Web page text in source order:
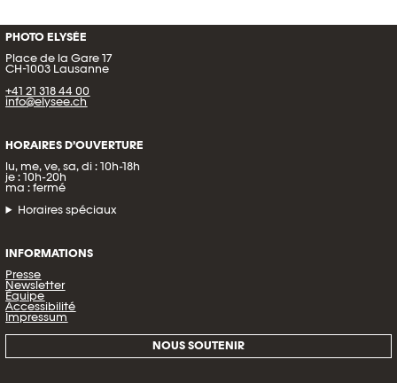
PHOTO ELYSÉE
Place de la Gare 17
CH-1003 Lausanne
+41 21 318 44 00
info@elysee.ch
HORAIRES D’OUVERTURE
lu, me, ve, sa, di : 10h-18h
je : 10h-20h
ma : fermé
Horaires spéciaux
INFORMATIONS
Presse
Newsletter
Équipe
Accessibilité
Impressum
NOUS SOUTENIR